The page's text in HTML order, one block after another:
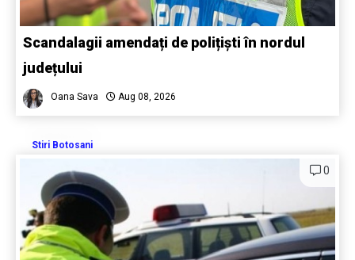
Scandalagii amendați de polițiști în nordul
județului
Oana Sava Aug 08, 2026
Stiri Botosani
0